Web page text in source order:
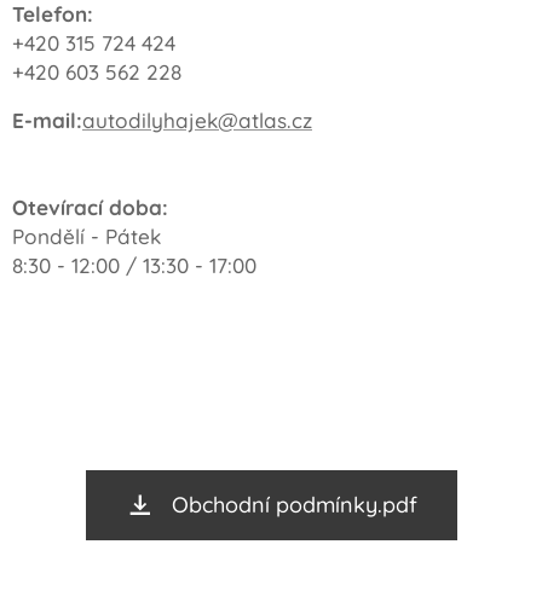
Telefon:
+420 315 724 424
+420 603 562 228
E-mail:autodilyhajek@atlas.cz
Otevírací doba:
Pondělí - Pátek
8:30 - 12:00 / 13:30 - 17:00
Obchodní podmínky.pdf